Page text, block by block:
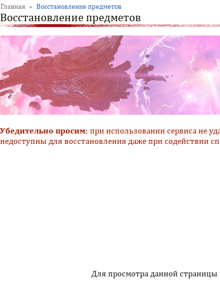
Главная » Восстановление предметов
Восстановление предметов
Убедительно просим: при использовании сервиса не
недоступны для восстановления даже при содействии
Для просмотра данной